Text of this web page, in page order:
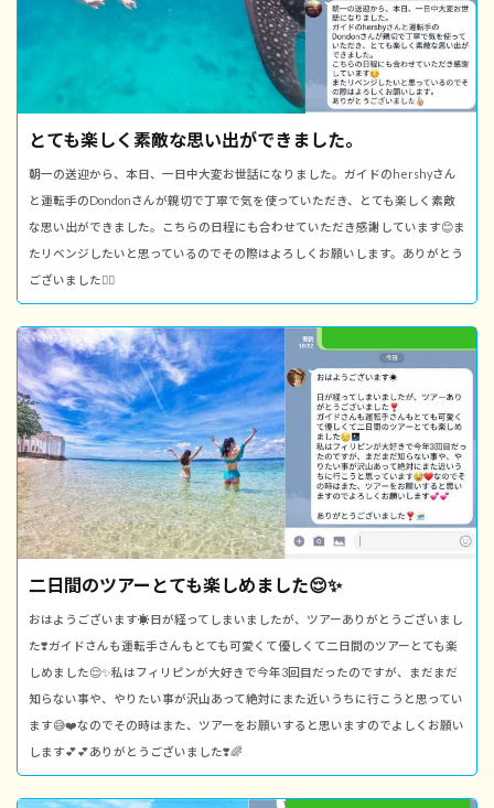
とても楽しく素敵な思い出ができました。
朝一の送迎から、本日、一日中大変お世話になりました。ガイドのhershyさん
と運転手のDondonさんが親切で丁寧で気を使っていただき、とても楽しく素敵
な思い出ができました。こちらの日程にも合わせていただき感謝しています😊ま
たリベンジしたいと思っているのでその際はよろしくお願いします。ありがとう
ございました👍🏻
二日間のツアーとても楽しめました😌✨
おはようございます☀日が経ってしまいましたが、ツアーありがとうございまし
た❣️ガイドさんも運転手さんもとても可愛くて優しくて二日間のツアーとても楽
しめました😌✨私はフィリピンが大好きで今年3回目だったのですが、まだまだ
知らない事や、やりたい事が沢山あって絶対にまた近いうちに行こうと思ってい
ます😅❤️なのでその時はまた、ツアーをお願いすると思いますのでよしくお願い
します💕💕ありがとうございました❣️🌈